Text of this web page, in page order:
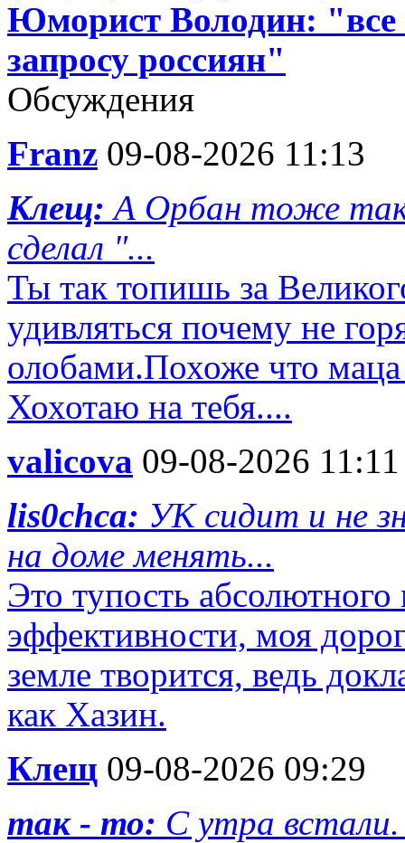
Юморист Володин: "все
запросу россиян"
Обсуждения
Franz 09-08-2026 11:13
Клещ:А Орбан тоже так
сделал "...
Ты так топишь за
удивляться почему не
олобами.Похоже что маца
Хохотаю на тебя....
valicova 09-08-2026 11:11
lis0chca: УК сидит и не
на доме менять...
Это тупость
эффективности, моя
земле творится, ведь
как Хазин.
Клещ 09-08-2026 09:29
так - то: С утра